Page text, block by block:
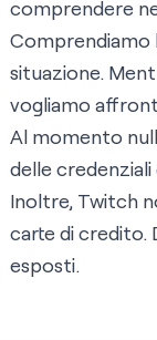
comprendere
Comprendiamo
situazione.
vogliamo
Al momento
delle credenziali
Inoltre, Twitch
carte di credito.
esposti.